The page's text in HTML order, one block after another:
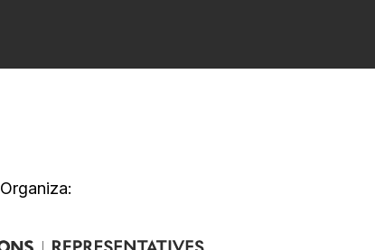
Organiza: